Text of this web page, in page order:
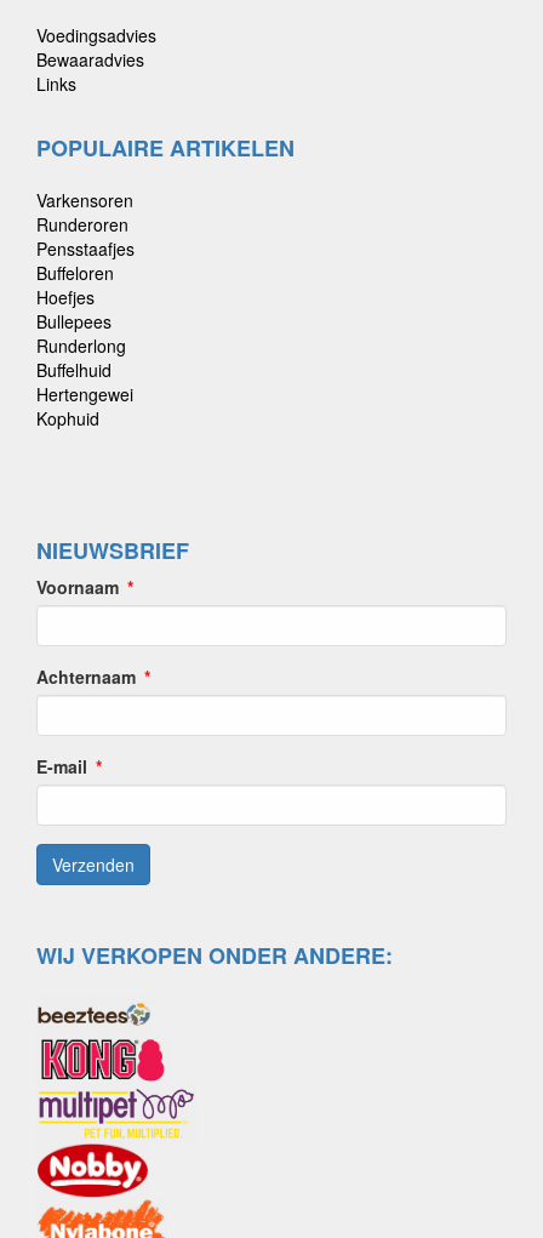
Voedingsadvies
Bewaaradvies
Links
POPULAIRE ARTIKELEN
Varkensoren
Runderoren
Pensstaafjes
Buffeloren
Hoefjes
Bullepees
Runderlong
Buffelhuid
Hertengewei
Kophuid
NIEUWSBRIEF
Voornaam
Achternaam
E-mail
WIJ VERKOPEN ONDER ANDERE: